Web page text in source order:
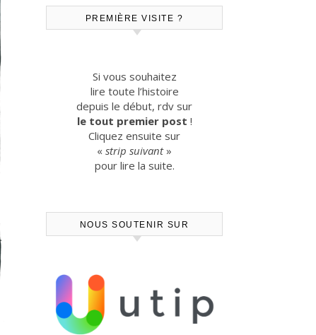
PREMIÈRE VISITE ?
Si vous souhaitez
lire toute l’histoire
depuis le début, rdv sur
le tout premier post !
Cliquez ensuite sur
« strip suivant»
pour lire la suite.
NOUS SOUTENIR SUR